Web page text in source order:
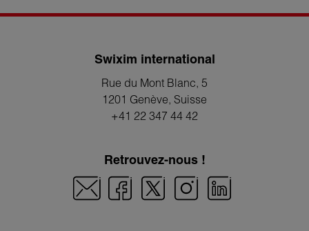
Swixim international
Rue du Mont Blanc, 5
1201 Genève, Suisse
+41 22 347 44 42
Retrouvez-nous !